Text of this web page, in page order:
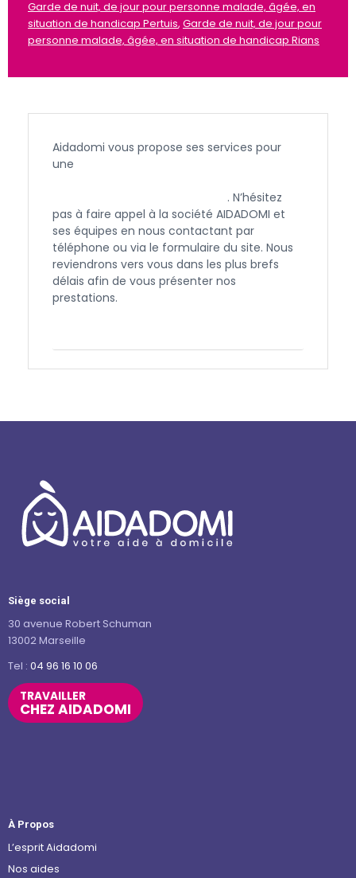
Garde de nuit, de jour pour personne malade, âgée, en
situation de handicap Pertuis, Garde de nuit, de jour pour
personne malade, âgée, en situation de handicap Rians
Aidadomi vous propose ses services pour
une
. N’hésitez
pas à faire appel à la société AIDADOMI et
ses équipes en nous contactant par
téléphone ou via le formulaire du site. Nous
reviendrons vers vous dans les plus brefs
délais afin de vous présenter nos
prestations.
Siège social
30 avenue Robert Schuman
13002 Marseille
Tel : 04 96 16 10 06
TRAVAILLER
CHEZ AIDADOMI
À Propos
L’esprit Aidadomi
Nos aides